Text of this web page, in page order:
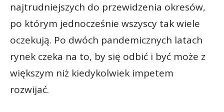
najtrudniejszych do przewidzenia okresów,
po którym jednocześnie wszyscy tak wiele
oczekują. Po dwóch pandemicznych latach
rynek czeka na to, by się odbić i być może z
większym niż kiedykolwiek impetem
rozwijać.